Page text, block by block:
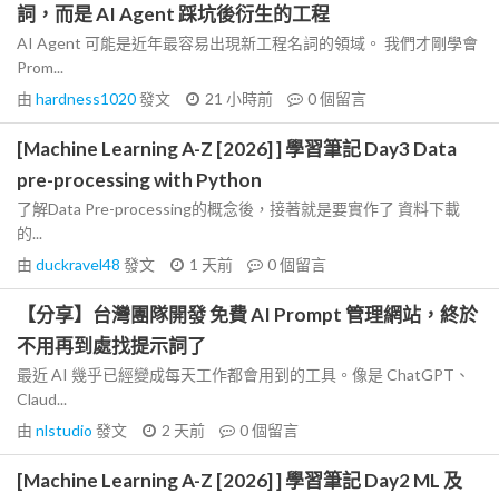
詞，而是 AI Agent 踩坑後衍生的工程
AI Agent 可能是近年最容易出現新工程名詞的領域。 我們才剛學會
Prom...
由 hardness1020發文 21 小時前 0個留言
[Machine Learning A-Z [2026] ] 學習筆記 Day3 Data
pre-processing with Python
了解Data Pre-processing的概念後，接著就是要實作了 資料下載
的...
由 duckravel48 發文 1 天前 0個留言
【分享】台灣團隊開發 免費 AI Prompt 管理網站，終於
不用再到處找提示詞了
最近 AI 幾乎已經變成每天工作都會用到的工具。像是 ChatGPT、
Claud...
由 nlstudio 發文 2 天前 0個留言
[Machine Learning A-Z [2026] ] 學習筆記 Day2 ML 及